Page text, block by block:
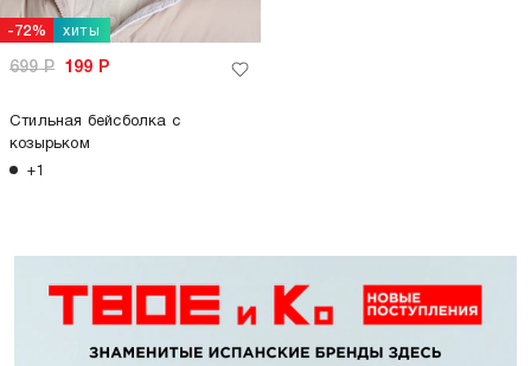
-72% хиты
699Р 199 Р
Стильная бейсболка с
козырьком
+1